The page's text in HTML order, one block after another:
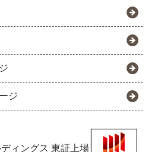
ジ
ィングス 東証上場